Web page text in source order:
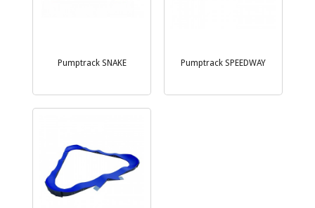
Pumptrack SNAKE Pumptrack SPEEDWAY